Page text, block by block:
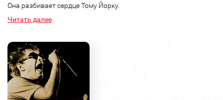
Она разбивает сердце Тому Йорку.
Читать далее